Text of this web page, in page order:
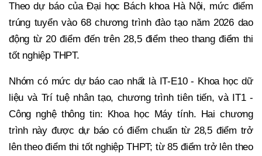
Theo dự báo của Đại học Bách khoa Hà Nội, mức điểm
trúng tuyển vào 68 chương trình đào tạo năm 2026 dao
động từ 20 điểm đến trên 28,5 điểm theo thang điểm thi
tốt nghiệp THPT.
Nhóm có mức dự báo cao nhất là IT-E10 - Khoa học dữ
liệu và Trí tuệ nhân tạo, chương trình tiên tiến, và IT1 -
Công nghệ thông tin: Khoa học Máy tính. Hai chương
trình này được dự báo có điểm chuẩn từ 28,5 điểm trở
lên theo điểm thi tốt nghiệp THPT; từ 85 điểm trở lên theo